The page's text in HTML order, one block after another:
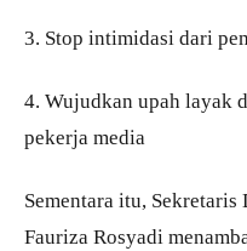
3. Stop intimidasi dari
4. Wujudkan upah layak
pekerja media
Sementara itu, Sekretaris
Fauriza Rosyadi